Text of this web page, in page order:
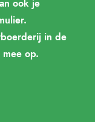
ook je
in de
mee op.